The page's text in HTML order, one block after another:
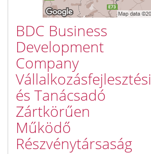
BDC Business
Development
Company
Vállalkozásfejlesztési
és Tanácsadó
Zártkörűen
Működő
Részvénytársaság